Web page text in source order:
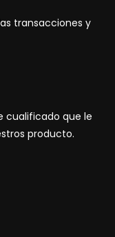
transacciones y
cualificado que le
producto.